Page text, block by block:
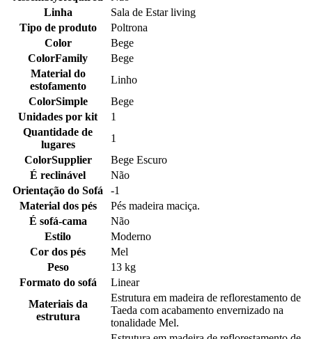
Linha
Sala de Estar living
Tipo de produto
Poltrona
Color
Bege
ColorFamily
Bege
Material do
estofamento
Linho
ColorSimple
Bege
Unidades por kit
1
Quantidade de
lugares
1
ColorSupplier
Bege Escuro
É reclinável
Não
Orientação do Sofá
-1
Material dos pés
Pés madeira maciça.
É sofá-cama
Não
Estilo
Moderno
Cor dos pés
Mel
Peso
13 kg
Formato do sofá
Linear
Materiais da
estrutura
Estrutura em madeira de reflorestamento de
Taeda com acabamento envernizado na
tonalidade Mel.